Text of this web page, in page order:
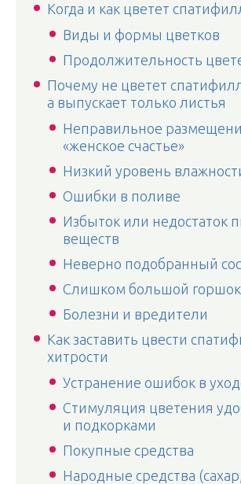
Когда и как цветет
Виды и формы цветков
Продолжительность
Почему не цветет
а выпускает только листья
Неправильное
«женское счастье»
Низкий уровень
Ошибки в поливе
Избыток или недостаток
веществ
Неверно подобранный
Слишком большой горшок
Болезни и вредители
Как заставить цвести
хитрости
Устранение ошибок в
Стимуляция цветения
и подкорками
Покупные средства
Народные средства